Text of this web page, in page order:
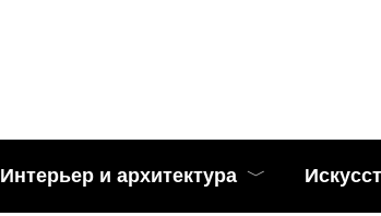
Интерьер и архитектура